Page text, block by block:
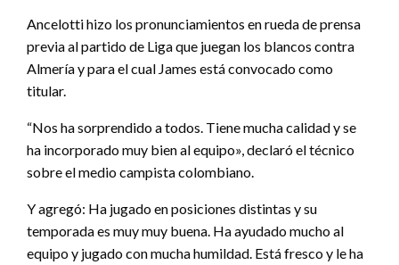
Ancelotti hizo los pronunciamientos en rueda de prensa
previa al partido de Liga que juegan los blancos contra
Almería y para el cual James está convocado como
titular.
“Nos ha sorprendido a todos. Tiene mucha calidad y se
ha incorporado muy bien al equipo», declaró el técnico
sobre el medio campista colombiano.
Y agregó: Ha jugado en posiciones distintas y su
temporada es muy muy buena. Ha ayudado mucho al
equipo y jugado con mucha humildad. Está fresco y le ha